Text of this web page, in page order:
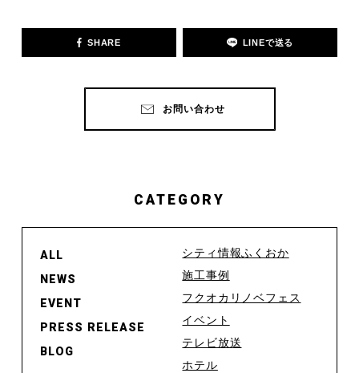
SHARE LINEで送る
お問い合わせ
CATEGORY
ALL
NEWS
EVENT
PRESS RELEASE
BLOG
シティ情報ふくおか
施工事例
フクオカリノベフェス
イベント
テレビ放送
ホテル